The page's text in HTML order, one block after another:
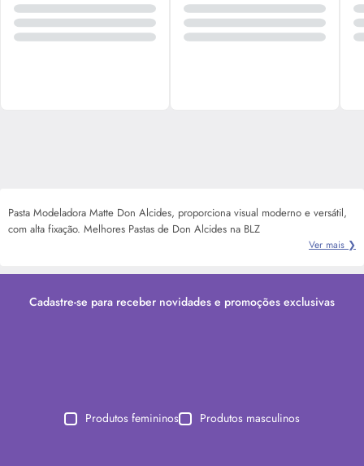
Pasta Modeladora Matte Don Alcides, proporciona visual moderno e versátil,
com alta fixação. Melhores Pastas de Don Alcides na BLZ
Ver mais ❯
Cadastre-se para receber novidades e promoções exclusivas
Produtos femininos Produtos masculinos